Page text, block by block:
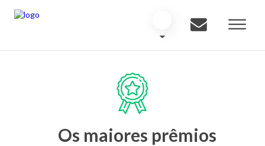
Os maiores prêmios